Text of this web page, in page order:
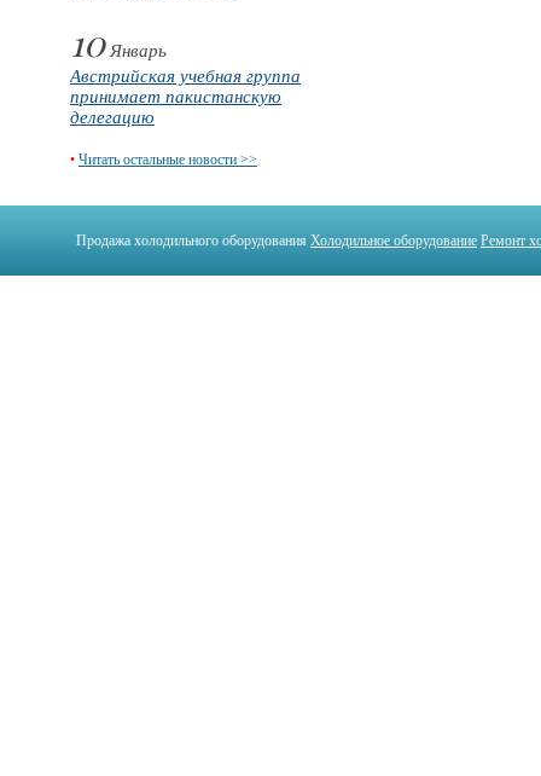
10Январь
Австрийская учебная группа
принимает пакистанскую
делегацию
• Читать остальные новости >>
Продажа холодильного оборудования Холодильное оборудование Ремонт